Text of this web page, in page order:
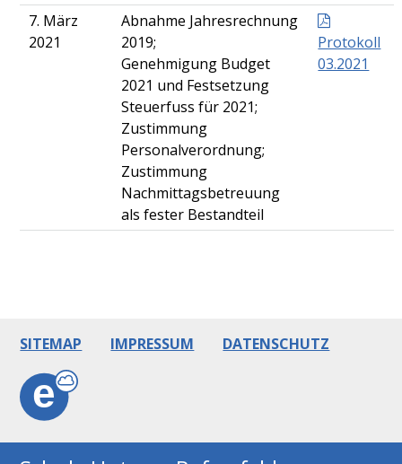
7. März
2021
Abnahme Jahresrechnung
2019;
Genehmigung Budget
2021 und Festsetzung
Steuerfuss für 2021;
Zustimmung
Personalverordnung;
Zustimmung
Nachmittagsbetreuung
als fester Bestandteil
Protokoll
03.2021
Footer
SITEMAP IMPRESSUM DATENSCHUTZ
ECLOUD